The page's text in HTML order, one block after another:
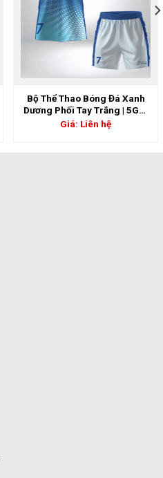
Bộ Thể Thao Bóng Đá Xanh
Dương Phối Tay Trắng | 5GS-
06798
Giá: Liên hệ